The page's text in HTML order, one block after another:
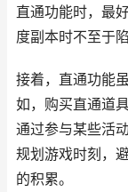
直通功能时，最
度副本时不至于
接着，直通功能
如，购买直通道
通过参与某些活
规划游戏时刻，
的积累。